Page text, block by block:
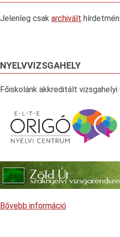
Jelenleg csak archivált
NYELVVIZSGAHELY
Főiskolánk akkreditált
Bővebb információ